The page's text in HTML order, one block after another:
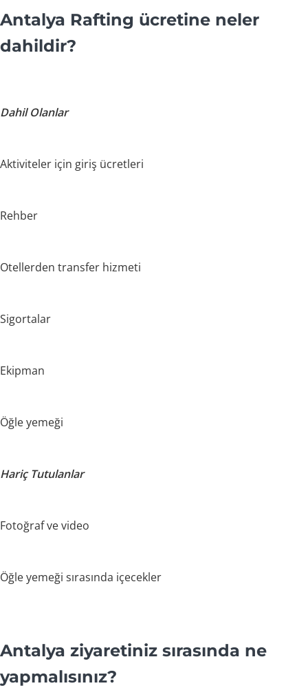
Antalya Rafting ücretine neler
dahildir?
Dahil Olanlar
Aktiviteler için giriş ücretleri
Rehber
Otellerden transfer hizmeti
Sigortalar
Ekipman
Öğle yemeği
Hariç Tutulanlar
Fotoğraf ve video
Öğle yemeği sırasında içecekler
Antalya ziyaretiniz sırasında ne
yapmalısınız?